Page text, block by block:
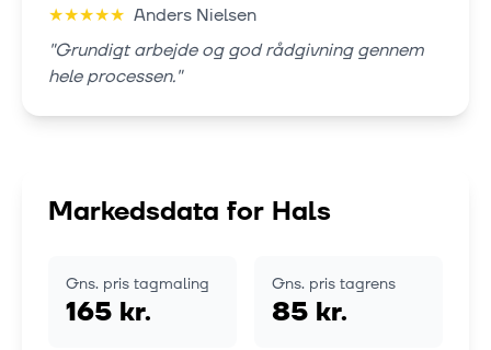
★★★★★ Anders Nielsen
"Grundigt arbejde og god rådgivning gennem
hele processen."
Markedsdata for Hals
Gns. pris tagmaling
165 kr.
Gns. pris tagrens
85 kr.